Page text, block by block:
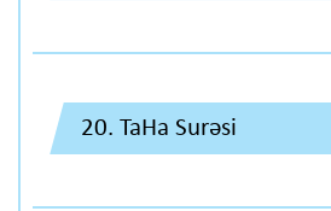
20. TaHa Surəsi